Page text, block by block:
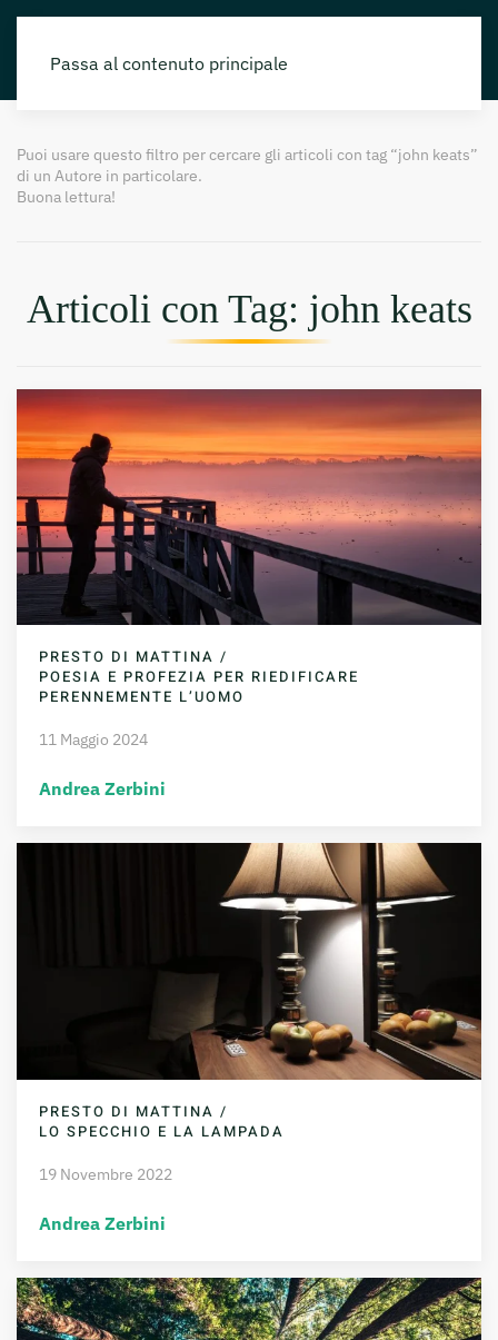
Passa al contenuto principale
Puoi usare questo filtro per cercare gli articoli con tag “john keats”
di un Autore in particolare.
Buona lettura!
Articoli con Tag: john keats
PRESTO DI MATTINA /
POESIA E PROFEZIA PER RIEDIFICARE
PERENNEMENTE L’UOMO
11 Maggio 2024
Andrea Zerbini
PRESTO DI MATTINA /
LO SPECCHIO E LA LAMPADA
19 Novembre 2022
Andrea Zerbini